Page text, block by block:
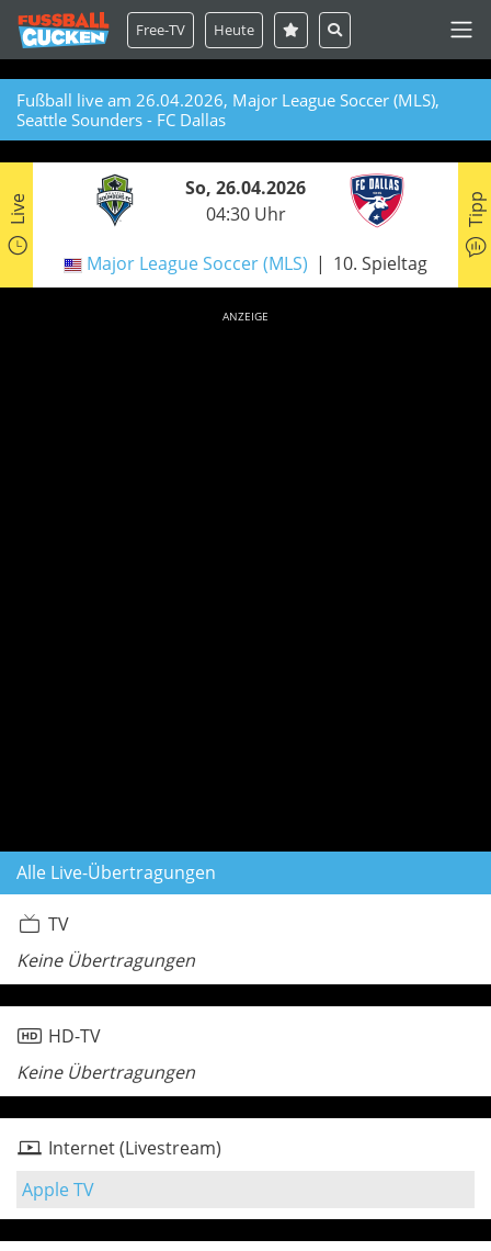
Free-TV Heute
Fußball live am 26.04.2026, Major League Soccer (MLS),
Seattle Sounders - FC Dallas
Live
So, 26.04.2026
04:30 Uhr
Major League Soccer (MLS) 10. Spieltag
Tipp
ANZEIGE
Alle Live-Übertragungen
TV
Keine Übertragungen
HD-TV
Keine Übertragungen
Internet (Livestream)
Apple TV